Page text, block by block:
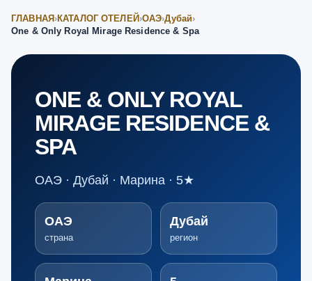
ГЛАВНАЯ ›КАТАЛОГ ОТЕЛЕЙ ›ОАЭ›Дубай›
One & Only Royal Mirage Residence & Spa
ONE & ONLY ROYAL
MIRAGE RESIDENCE &
SPA
ОАЭ · Дубай · Марина · 5★
ОАЭ
страна
Дубай
регион